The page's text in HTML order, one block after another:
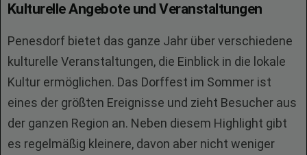
Kulturelle Angebote und Veranstaltungen
Penesdorf bietet das ganze Jahr über verschiedene
kulturelle Veranstaltungen, die Einblick in die lokale
Kultur ermöglichen. Das Dorffest im Sommer ist
eines der größten Ereignisse und zieht Besucher aus
der ganzen Region an. Neben diesem Highlight gibt
es regelmäßig kleinere, davon aber nicht weniger